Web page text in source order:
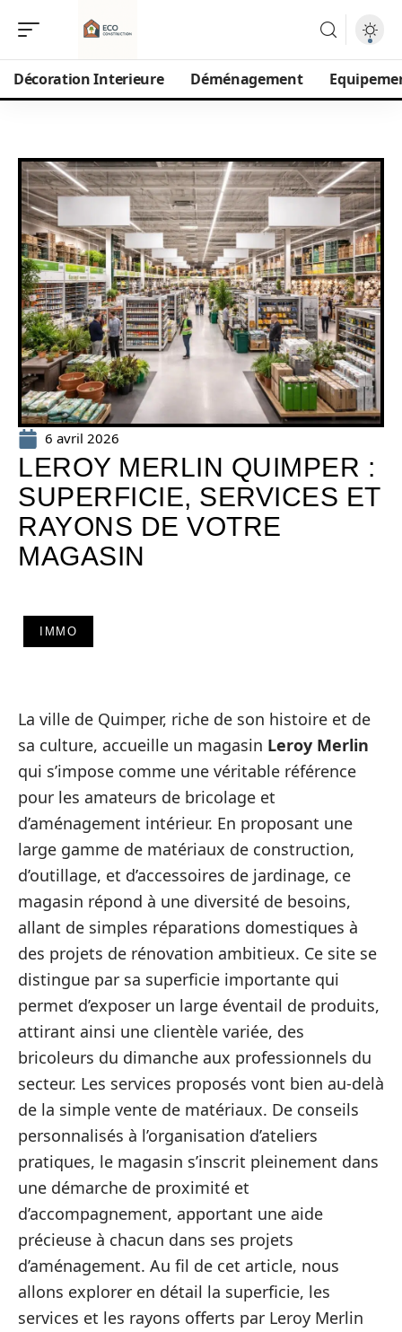
Décoration Interieure Déménagement
6 avril 2026
LEROY MERLIN QUIMPER :
SUPERFICIE, SERVICES ET
RAYONS DE VOTRE
MAGASIN
IMMO
La ville de Quimper, riche de son histoire et de
sa culture, accueille un magasin Leroy Merlin
qui s’impose comme une véritable référence
pour les amateurs de bricolage et
d’aménagement intérieur. En proposant une
large gamme de matériaux de construction,
d’outillage, et d’accessoires de jardinage, ce
magasin répond à une diversité de besoins,
allant de simples réparations domestiques à
des projets de rénovation ambitieux. Ce site se
distingue par sa superficie importante qui
permet d’exposer un large éventail de produits,
attirant ainsi une clientèle variée, des
bricoleurs du dimanche aux professionnels du
secteur. Les services proposés vont bien au-delà
de la simple vente de matériaux. De conseils
personnalisés à l’organisation d’ateliers
pratiques, le magasin s’inscrit pleinement dans
une démarche de proximité et
d’accompagnement, apportant une aide
précieuse à chacun dans ses projets
d’aménagement. Au fil de cet article, nous
allons explorer en détail la superficie, les
services et les rayons offerts par Leroy Merlin